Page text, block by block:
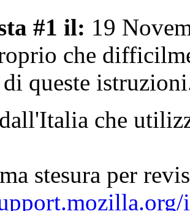
#1 il: 19
che
queste
che
stesura per